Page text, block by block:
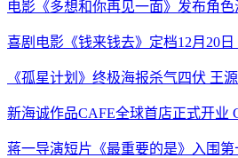
电影《多想和你再见一面》发布角
喜剧电影《钱来钱去》定档12月20
《孤星计划》终极海报杀气四伏 王
新海诚作品CAFE全球首店正式开业
蒋一导演短片《最重要的是》入围